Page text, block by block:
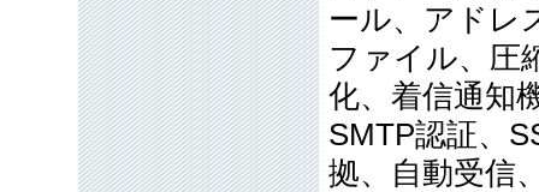
ール、アドレ
ファイル、圧
化、着信通知
SMTP認証、
拠、自動受信